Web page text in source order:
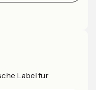
Label für